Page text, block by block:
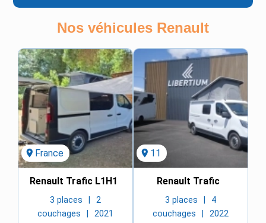
Nos véhicules Renault
location_on France
Renault Trafic L1H1
3 places
2
couchages
2021
location_on 11
Renault Trafic
3 places
4
couchages
2022